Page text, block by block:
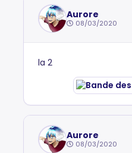
Aurore
08/03/2020
la 2
Aurore
08/03/2020